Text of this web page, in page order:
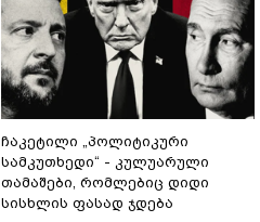
ჩაკეტილი „პოლიტიკური
სამკუთხედი“ - კულუარული
თამაშები, რომლებიც დიდი
სისხლის ფასად ჯდება